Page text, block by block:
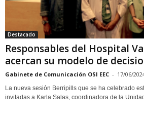
Destacado
Responsables del Hospital
acercan su modelo de
Gabinete de Comunicación OSI EEC - 17/06/
La nueva sesión Berripills que se ha celebrado
invitadas a Karla Salas, coordinadora de la